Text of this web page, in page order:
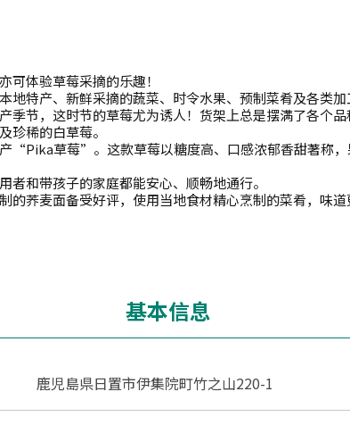
可体验草莓采摘的乐趣！
地特产、新鲜采摘的蔬菜、时令水果、预制菜肴及各类加
季节，这时节的草莓尤为诱人！货架上总是摆满了各个
稀的白草莓。
“Pika草莓”。这款草莓以糖度高、口感浓郁香甜著称
者和带孩子的家庭都能安心、顺畅地通行。
的荞麦面备受好评，使用当地食材精心烹制的菜肴，味道
基本信息
鹿児島県日置市伊集院町竹之山220-1